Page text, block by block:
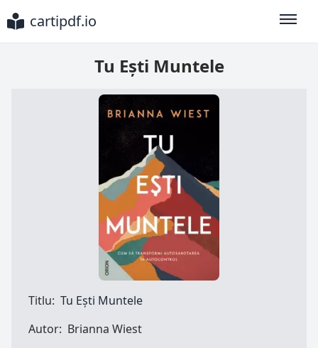
cartipdf.io
Tu Ești Muntele
Titlu: Tu Ești Muntele
Autor: Brianna Wiest